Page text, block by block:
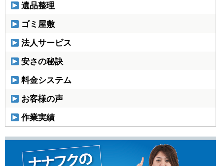
遺品整理
ゴミ屋敷
法人サービス
安さの秘訣
料金システム
お客様の声
作業実績